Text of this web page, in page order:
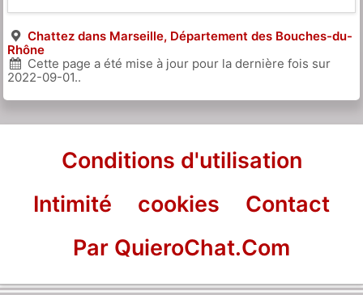
Chattez dans Marseille, Département des Bouches-du-
Rhône
Cette page a été mise à jour pour la dernière fois sur
2022-09-01..
Conditions d'utilisation
Intimité
cookies
Contact
Par QuieroChat.Com